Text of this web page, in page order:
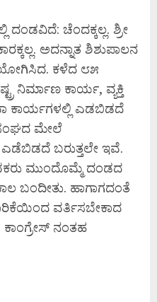
ಚೆಂದಕ್ಕಲ್ಲ. ಶ್ರೀ
ಅದನ್ನಾತ ಶಿಶುಪಾಲನ
ಕಳೆದ ೮೫
ನಿರ್ಮಾಣ ಕಾರ್ಯ, ವ್ಯಕ್ತಿ
ಕಾರ್ಯಗಳಲ್ಲಿ ಎಡಬಿಡದೆ
ಸಂಘದ ಮೇಲೆ
ಬರುತ್ತಲೇ ಇವೆ.
ಮುಂದೊಮ್ಮೆ ದಂಡದ
ಬಂದೀತು. ಹಾಗಾಗದಂತೆ
ವರ್ತಿಸಬೇಕಾದ
ಕಾಂಗ್ರೇಸ್ ನಂತಹ